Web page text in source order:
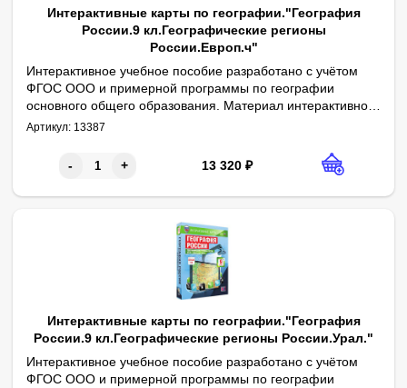
Интерактивные карты по географии."География
России.9 кл.Географические регионы
России.Европ.ч"
Интерактивное учебное пособие разработано с учётом
ФГОС ООО и примерной программы по географии
основного общего образования. Материал интерактивного
учебного пособия содержит учебные карты к курсу
1. Физическая карта России. 2. Федеративное устройство
Артикул: 13387
- + 13 320 ₽
Интерактивные карты по географии."География
России.9 кл.Географические регионы России.Урал."
Интерактивное учебное пособие разработано с учётом
ФГОС ООО и примерной программы по географии